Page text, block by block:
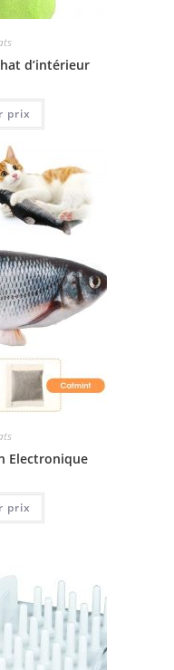
d’intérieur
prix
Electronique
prix